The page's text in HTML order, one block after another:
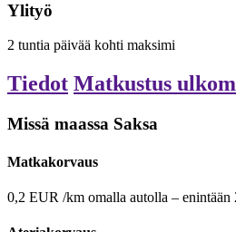
Ylityö
2 tuntia päivää kohti maksimi
Tiedot Matkustus
Missä maassa Saksa
Matkakorvaus
0,2 EUR /km omalla autolla – enintään